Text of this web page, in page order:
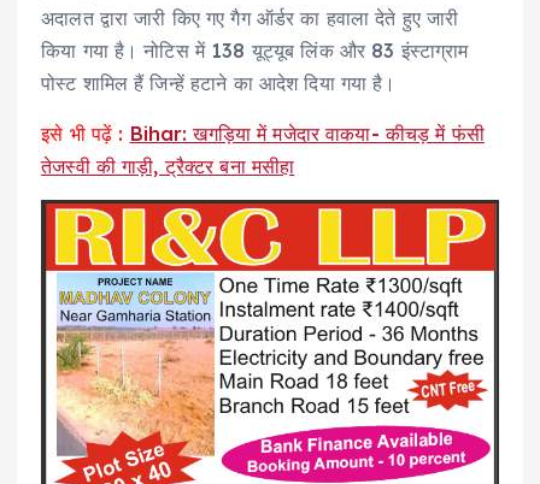
अदालत द्वारा जारी किए गए गैग ऑर्डर का हवाला देते हुए जारी
किया गया है। नोटिस में 138 यूट्यूब लिंक और 83 इंस्टाग्राम
पोस्ट शामिल हैं जिन्हें हटाने का आदेश दिया गया है।
इसे भी पढ़ें : Bihar: खगड़िया में मजेदार वाकया- कीचड़ में फंसी
तेजस्वी की गाड़ी, ट्रैक्टर बना मसीहा